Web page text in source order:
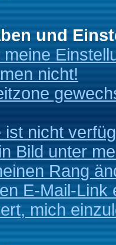
und
nicht!
ist nicht
Bild unter
Rang
E-Mail-
mich